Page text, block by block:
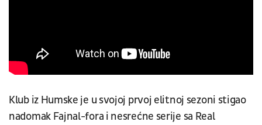
Klub iz Humske je u svojoj prvoj elitnoj sezoni stigao
nadomak Fajnal-fora i nesrećne serije sa Real